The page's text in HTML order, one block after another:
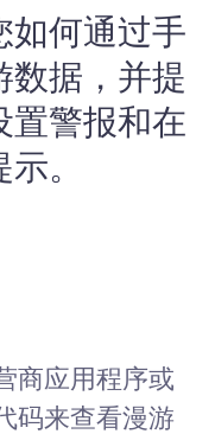
如何通过手
数据，并提
置警报和在
。
商应用程序或
码来查看漫游